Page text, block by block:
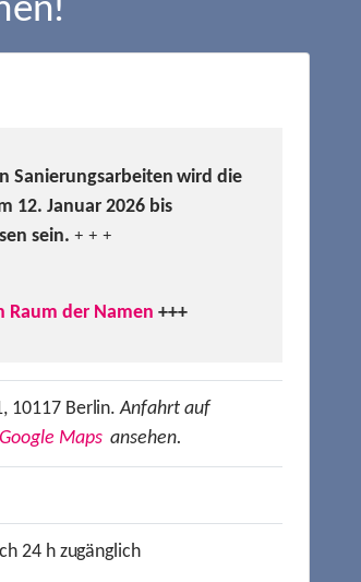
Sanierungsarbeiten wird die
12. Januar 2026 bis
sein. + + +
Raum der Namen +++
10117 Berlin.Anfahrt auf
Google Mapsansehen.
24 h zugänglich